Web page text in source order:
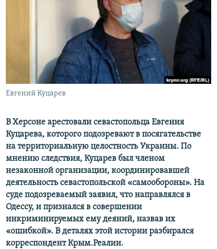
ПОБЕДИТЕЛЕЙ НЕ СУДЯТ?
УКРАИНСКАЯ ПРОБЛЕМА КРЫМА
ПРИСОЕДИНЯЙТЕСЬ!
Все сайты RFE/RL
Евгений Куцарев
В Херсоне арестовали севастопольца Евгения
Куцарева, которого подозревают в посягательстве
на территориальную целостность Украины. По
мнению следствия, Куцарев был членом
незаконной организации, координировавшей
деятельность севастопольской «самообороны». На
суде подозреваемый заявил, что направлялся в
Одессу, и признался в совершении
инкриминируемых ему деяний, назвав их
«ошибкой». В деталях этой истории разбирался
корреспондент Крым.Реалии.